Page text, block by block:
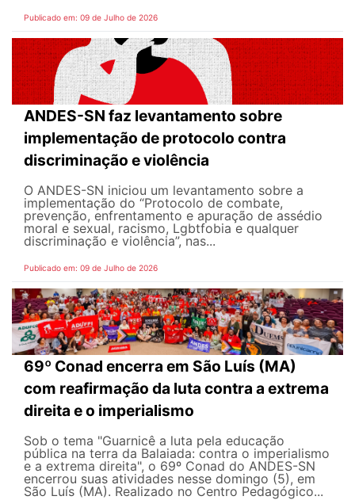
Publicado em: 09 de Julho de 2026
ANDES-SN faz levantamento sobre
implementação de protocolo contra
discriminação e violência
O ANDES-SN iniciou um levantamento sobre a
implementação do “Protocolo de combate,
prevenção, enfrentamento e apuração de assédio
moral e sexual, racismo, Lgbtfobia e qualquer
discriminação e violência”, nas...
Publicado em: 09 de Julho de 2026
69º Conad encerra em São Luís (MA)
com reafirmação da luta contra a extrema
direita e o imperialismo
Sob o tema "Guarnicê a luta pela educação
pública na terra da Balaiada: contra o imperialismo
e a extrema direita", o 69º Conad do ANDES-SN
encerrou suas atividades nesse domingo (5), em
São Luís (MA). Realizado no Centro Pedagógico...